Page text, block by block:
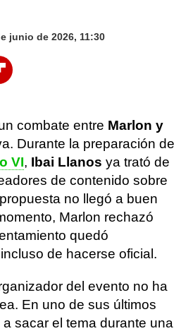
junio de 2026, 11:30
combate entre Marlon y
Durante la preparación de
VI, Ibai Llanos ya trató de
de contenido sobre
no llegó a buen
Marlon rechazó
quedó
de hacerse oficial.
del evento no ha
En uno de sus últimos
sacar el tema durante una